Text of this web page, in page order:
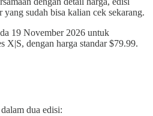
sudah bisa kalian cek sekarang.
19 November 2026 untuk
X|S, dengan harga standar $79.99.
dua edisi: